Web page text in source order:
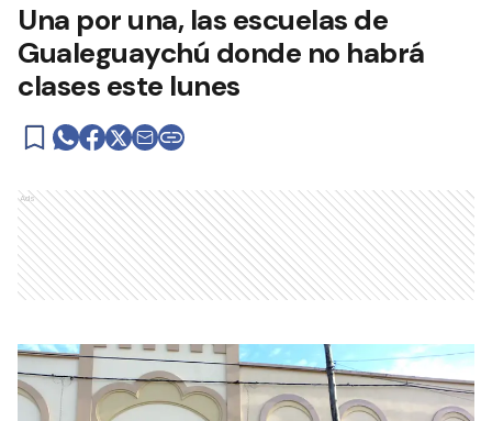
Una por una, las escuelas de
Gualeguaychú donde no habrá
clases este lunes
Ads